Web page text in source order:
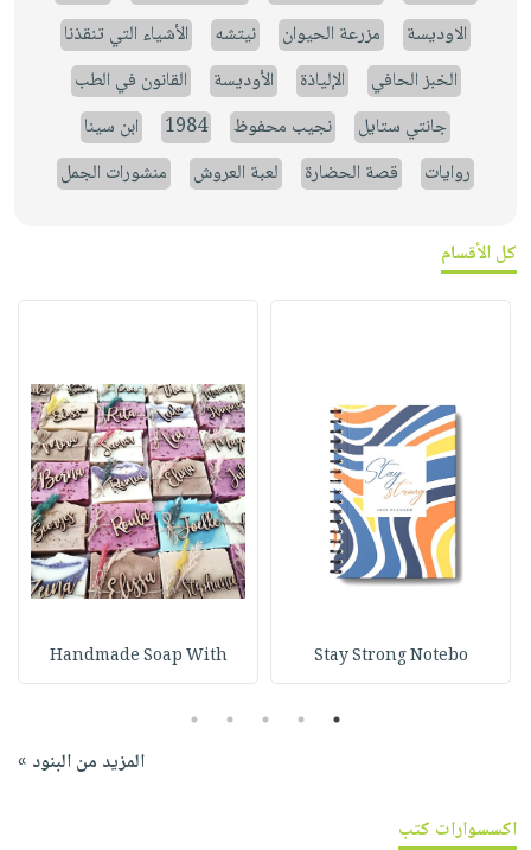
الاوديسة
مزرعة الحيوان نيتشه
الأشياء التي تنقذنا
الخبز الحافي
الإلياذة الأوديسة
القانون في الطب
جانتي ستايل
نجيب محفوظ 1984
ابن سينا
روايات
قصة الحضارة لعبة العروش منشورات الجمل
كل الأقسام
Stay Strong Notebo
Handmade Soap With
1
2
3
4
5
المزيد من البنود »
اكسسوارات كتب